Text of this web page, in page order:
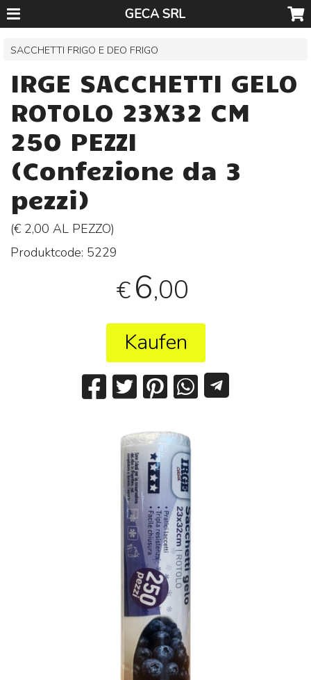
GECA SRL
SACCHETTI FRIGO E DEO FRIGO
IRGE SACCHETTI GELO
ROTOLO 23X32 CM
250 PEZZI
(Confezione da 3
pezzi)
(€ 2,00 AL PEZZO)
Produktcode: 5229
€6,00
Kaufen